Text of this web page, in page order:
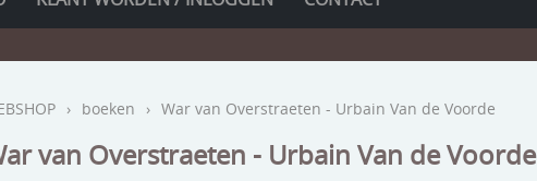
› boeken › War van Overstraeten - Urbain Van de Voorde
van Overstraeten - Urbain Van de Voorde